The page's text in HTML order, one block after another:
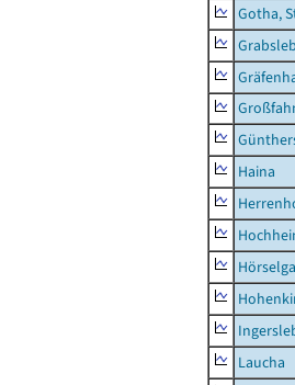
Gotha,
Haina
Laucha